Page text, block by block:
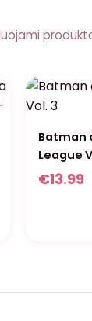
Batman
League
€13.99